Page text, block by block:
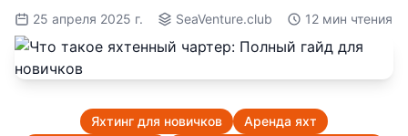
25 апреля 2025 г. SeaVenture.club 12 мин чтения
Яхтинг для новичков
Аренда яхт